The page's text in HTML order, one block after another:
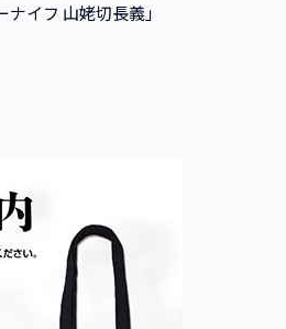
イフ 山姥切長義」